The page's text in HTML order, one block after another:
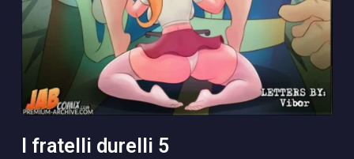
i fratelli durelli 5